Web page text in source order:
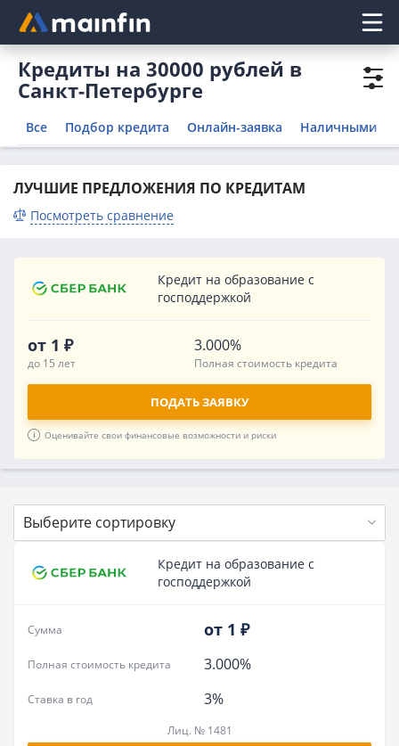
Главное меню
Кредиты на 30000 рублей в
Санкт-Петербурге
Все Подбор кредита Онлайн-заявка Наличными
ЛУЧШИЕ ПРЕДЛОЖЕНИЯ ПО КРЕДИТАМ
Посмотреть сравнение
Кредит на образование с
господдержкой
от 1 ₽
до 15 лет
3.000%
Полная стоимость кредита
ПОДАТЬ ЗАЯВКУ
Оценивайте свои финансовые возможности и риски
Выберите сортировку
Кредит на образование с
господдержкой
от 1 ₽
Сумма
3.000%
Полная стоимость кредита
3%
Ставка в год
Лиц. № 1481